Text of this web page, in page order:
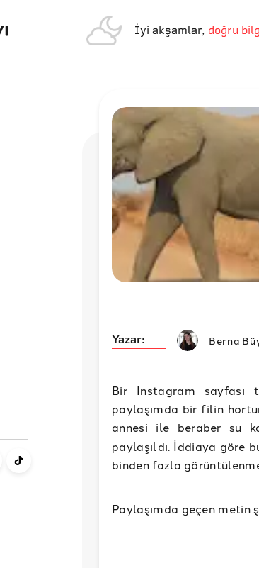
İyi akşamlar, doğru
Yazar: Berna
Bir Instagram sayfası
paylaşımda bir filin
annesi ile beraber su
paylaşıldı. İddiaya göre
binden fazla
Paylaşımda geçen metin